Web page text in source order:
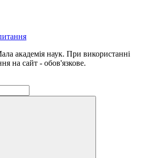
академія наук. При використанні
на сайт - обов'язкове.